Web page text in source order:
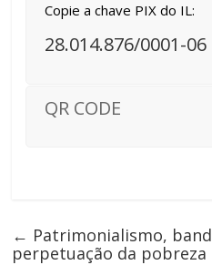
Copie a chave PIX do IL:
28.014.876/0001-06
QR CODE
← Patrimonialismo,
perpetuação da pobreza